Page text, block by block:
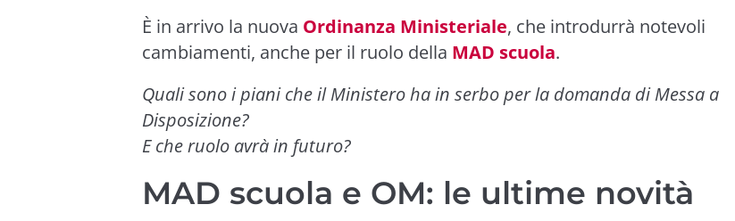
È in arrivo la nuova Ordinanza Ministeriale, che introdurrà notevoli
cambiamenti, anche per il ruolo della MAD scuola.
Quali sono i piani che il Ministero ha in serbo per la domanda di Messa a
Disposizione?
E che ruolo avrà in futuro?
MAD scuola e OM: le ultime novità